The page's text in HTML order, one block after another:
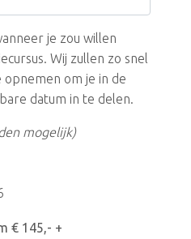
je zou willen
Wij zullen zo snel
om je in de
datum in te delen.
mogelijk)
€ 145,- +